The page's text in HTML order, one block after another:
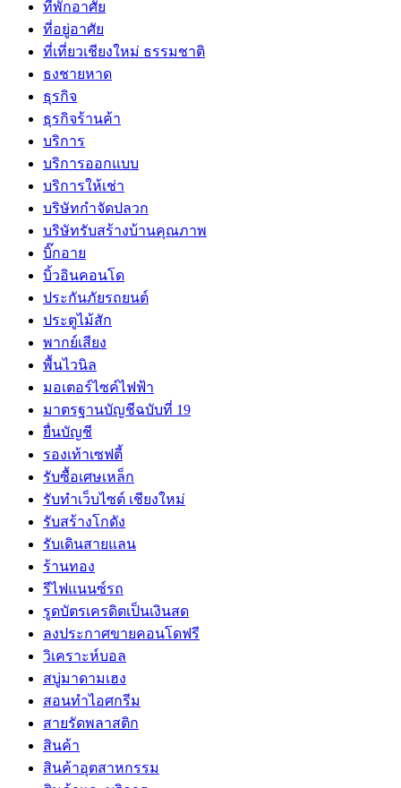
ที่พักอาศัย
ที่อยู่อาศัย
ที่เที่ยวเชียงใหม่ ธรรมชาติ
ธงชายหาด
ธุรกิจ
ธุรกิจร้านค้า
บริการ
บริการออกแบบ
บริการให้เช่า
บริษัทกำจัดปลวก
บริษัทรับสร้างบ้านคุณภาพ
บิ๊กอาย
บิ้วอินคอนโด
ประกันภัยรถยนต์
ประตูไม้สัก
พากย์เสียง
พื้นไวนิล
มอเตอร์ไซค์ไฟฟ้า
มาตรฐานบัญชีฉบับที่ 19
ยื่นบัญชี
รองเท้าเซฟตี้
รับซื้อเศษเหล็ก
รับทำเว็บไซต์ เชียงใหม่
รับสร้างโกดัง
รับเดินสายแลน
ร้านทอง
รีไฟแนนซ์รถ
รูดบัตรเครดิตเป็นเงินสด
ลงประกาศขายคอนโดฟรี
วิเคราะห์บอล
สบู่มาดามเฮง
สอนทำไอศกรีม
สายรัดพลาสติก
สินค้า
สินค้าอุตสาหกรรม